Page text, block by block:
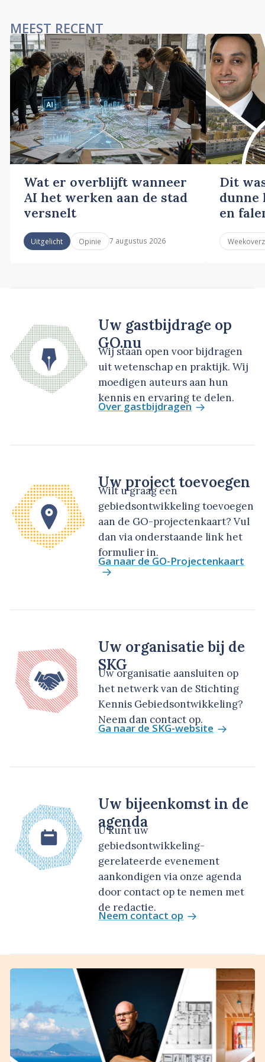
MEEST RECENT
Wat er overblijft wanneer
AI het werken aan de stad
versnelt
Uitgelicht Opinie 7 augustus 2026
Dit
dunne
en
Uw gastbijdrage op
GO.nu
Wij staan open voor bijdragen
uit wetenschap en praktijk. Wij
moedigen auteurs aan hun
kennis en ervaring te delen.
Over gastbijdragen
Uw project toevoegen
Wilt u graag een
gebiedsontwikkeling toevoegen
aan de GO-projectenkaart? Vul
dan via onderstaande link het
formulier in.
Ga naar de GO-Projectenkaart
Uw organisatie bij de
SKG
Uw organisatie aansluiten op
het netwerk van de Stichting
Kennis Gebiedsontwikkeling?
Neem dan contact op.
Ga naar de SKG-website
Uw bijeenkomst in de
agenda
U kunt uw
gebiedsontwikkeling-
gerelateerde evenement
aankondigen via onze agenda
door contact op te nemen met
de redactie.
Neem contact op